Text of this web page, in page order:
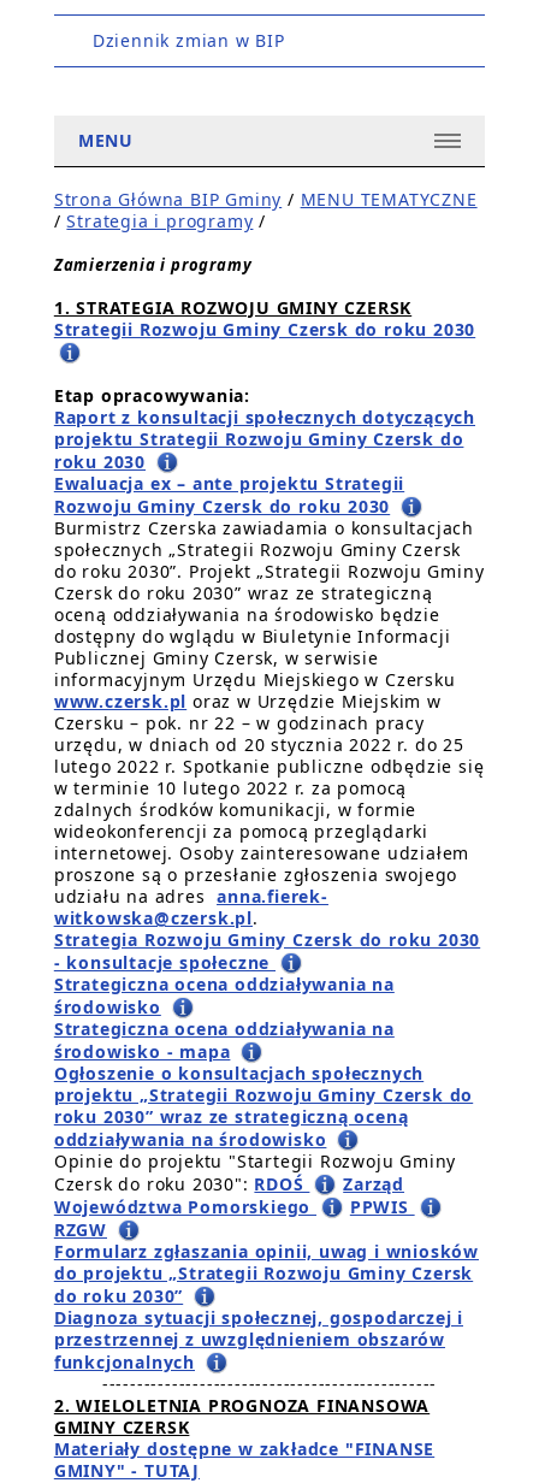
Dziennik zmian w BIP
MENU
Strona Główna BIP Gminy / MENU TEMATYCZNE
/Strategia i programy /
Zamierzenia i programy
1. STRATEGIA ROZWOJU GMINY CZERSK
Strategii Rozwoju Gminy Czersk do roku 2030
Etap opracowywania:
Raport z konsultacji społecznych dotyczących
projektu Strategii Rozwoju Gminy Czersk do
roku 2030
Ewaluacja ex – ante projektu Strategii
Rozwoju Gminy Czersk do roku 2030
Burmistrz Czerska zawiadamia o konsultacjach
społecznych „Strategii Rozwoju Gminy Czersk
do roku 2030”. Projekt „Strategii Rozwoju Gminy
Czersk do roku 2030” wraz ze strategiczną
oceną oddziaływania na środowisko będzie
dostępny do wglądu w Biuletynie Informacji
Publicznej Gminy Czersk, w serwisie
informacyjnym Urzędu Miejskiego w Czersku
www.czersk.pl oraz w Urzędzie Miejskim w
Czersku – pok. nr 22 – w godzinach pracy
urzędu, w dniach od 20 stycznia 2022 r. do 25
lutego 2022 r. Spotkanie publiczne odbędzie się
w terminie 10 lutego 2022 r. za pomocą
zdalnych środków komunikacji, w formie
wideokonferencji za pomocą przeglądarki
internetowej. Osoby zainteresowane udziałem
proszone są o przesłanie zgłoszenia swojego
udziału na adresanna.fierek-
witkowska@czersk.pl.
Strategia Rozwoju Gminy Czersk do roku 2030
- konsultacje społeczne
Strategiczna ocena oddziaływania na
środowisko
Strategiczna ocena oddziaływania na
środowisko - mapa
Ogłoszenie o konsultacjach społecznych
projektu „Strategii Rozwoju Gminy Czersk do
roku 2030” wraz ze strategiczną oceną
oddziaływania na środowisko
Opinie do projektu "Startegii Rozwoju Gminy
Czersk do roku 2030": RDOŚ
Zarząd
Województwa Pomorskiego
PPWIS
RZGW
Formularz zgłaszania opinii, uwag i wniosków
do projektu „Strategii Rozwoju Gminy Czersk
do roku 2030”
Diagnoza sytuacji społecznej, gospodarczej i
przestrzennej z uwzględnieniem obszarów
funkcjonalnych
------------------------------------------------
2. WIELOLETNIA PROGNOZA FINANSOWA
GMINY CZERSK
Materiały dostępne w zakładce "FINANSE
GMINY" - TUTAJ